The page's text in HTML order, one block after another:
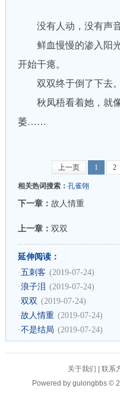
没有人动，没有声音
鲜血慢慢的渗入阳光
开始干瘪。
双双终于倒了下去。
秋凤梧看着她，就像
萎……
上一页 1 2
相关热词搜索： 孔雀翎
下一章： 故人情重
上一章： 双双
延伸阅读：
·五刺客 (2019-07-24)
·浪子泪 (2019-07-24)
·双双 (2019-07-24)
·故人情重 (2019-07-24)
·不是结局 (2019-07-24)
关于我们 |联系
Powered by gulongbbs ©